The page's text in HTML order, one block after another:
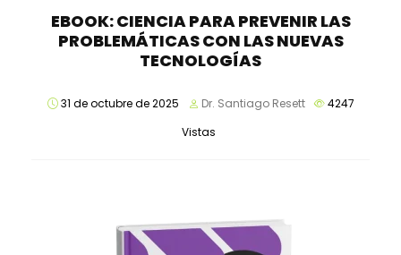
EBOOK: CIENCIA PARA PREVENIR LAS
PROBLEMÁTICAS CON LAS NUEVAS
TECNOLOGÍAS
31 de octubre de 2025 Dr. Santiago Resett
4247
Vistas